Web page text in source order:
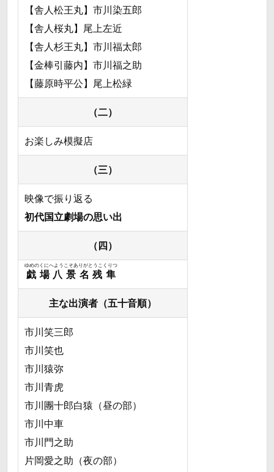
【舎人松王丸】市川染五郎
【舎人桜丸】尾上左近
【舎人杉王丸】市川福太郎
【金棒引藤内】市川福之助
【藤原時平公】尾上松緑
（二）
お楽しみ模擬店
（三）
映像で振り返る
初代国立劇場の思い出
（四）
戯場八景名残隼
ゆめのくにへようこそありがとうこくりつ
主な出演者（五十音順）
市川笑三郎
市川笑也
市川猿弥
市川青虎
市川團十郎白猿（昼の部）
市川中車
市川門之助
片岡愛之助（夜の部）